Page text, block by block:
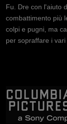
Fu. Dre con l'aiuto
combattimento più
colpi e pugni, ma
per sopraffare i